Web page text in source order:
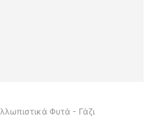
Φυτά - Γάζι